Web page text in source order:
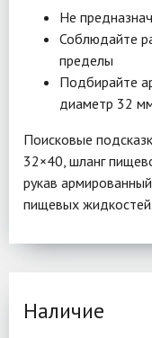
Не
Соблюдайте
пределы
Подбирайте
диаметр 32
Поисковые
32×40, шланг
рукав
пищевых жидкостей.
Наличие